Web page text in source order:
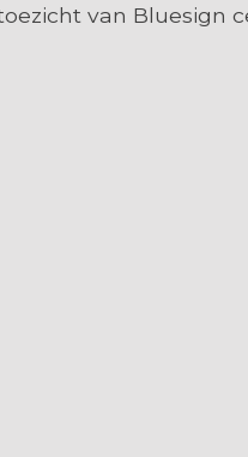
van Bluesign